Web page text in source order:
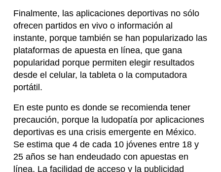
Finalmente, las aplicaciones deportivas no sólo
ofrecen partidos en vivo o información al
instante, porque también se han popularizado las
plataformas de apuesta en línea, que gana
popularidad porque permiten elegir resultados
desde el celular, la tableta o la computadora
portátil.
En este punto es donde se recomienda tener
precaución, porque la ludopatía por aplicaciones
deportivas es una crisis emergente en México.
Se estima que 4 de cada 10 jóvenes entre 18 y
25 años se han endeudado con apuestas en
línea. La facilidad de acceso y la publicidad